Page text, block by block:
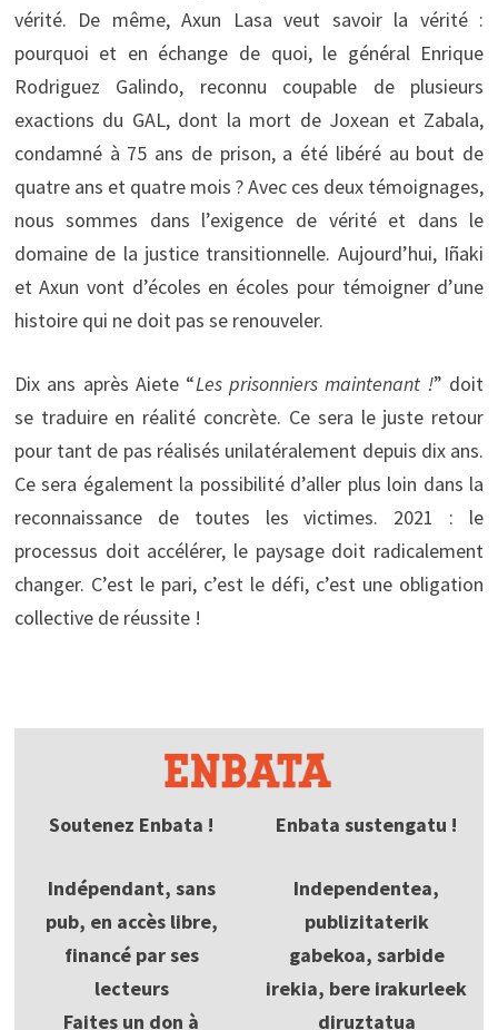
vérité. De même, Axun Lasa veut savoir la vérité :
pourquoi et en échange de quoi, le général Enrique
Rodriguez Galindo, reconnu coupable de plusieurs
exactions du GAL, dont la mort de Joxean et Zabala,
condamné à 75 ans de prison, a été libéré au bout de
quatre ans et quatre mois ? Avec ces deux témoignages,
nous sommes dans l’exigence de vérité et dans le
domaine de la justice transitionnelle. Aujourd’hui, Iñaki
et Axun vont d’écoles en écoles pour témoigner d’une
histoire qui ne doit pas se renouveler.
Dix ans après Aiete “Les prisonniers maintenant !” doit
se traduire en réalité concrète. Ce sera le juste retour
pour tant de pas réalisés unilatéralement depuis dix ans.
Ce sera également la possibilité d’aller plus loin dans la
reconnaissance de toutes les victimes. 2021 : le
processus doit accélérer, le paysage doit radicalement
changer. C’est le pari, c’est le défi, c’est une obligation
collective de réussite !
Soutenez Enbata !
Indépendant, sans
pub, en accès libre,
financé par ses
lecteurs
Faites un don à
Enbata sustengatu !
Independentea,
publizitaterik
gabekoa, sarbide
irekia, bere irakurleek
diruztatua